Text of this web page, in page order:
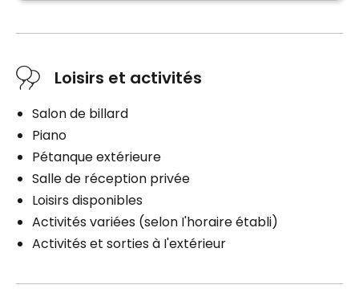
Loisirs et activités
Salon de billard
Piano
Pétanque extérieure
Salle de réception privée
Loisirs disponibles
Activités variées (selon I'horaire établi)
Activités et sorties à I'extérieur